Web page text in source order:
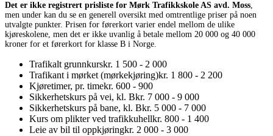
Det er ikke registrert prisliste for Mørk Trafikkskole AS avd. Moss,
men under kan du se en generell oversikt med omtrentlige priser på noen
utvalgte punkter. Prisen for førerkort varier endel mellom de ulike
kjøreskolene, men det er ikke uvanlig å betale mellom 20 000 og 40 000
kroner for et førerkort for klasse B i Norge.
Trafikalt grunnkurskr. 1 500 - 2 000
Trafikant i mørket (mørkekjøring)kr. 1 800 - 2 200
Kjøretimer, pr. timekr. 600 - 900
Sikkerhetskurs på vei, kl. Bkr. 7 000 - 9 000
Sikkerhetskurs på bane, kl. Bkr. 5 000 - 7 000
Kurs om plikter ved trafikkuhellkr. 800 - 1 400
Leie av bil til oppkjøringkr. 2 000 - 3 000